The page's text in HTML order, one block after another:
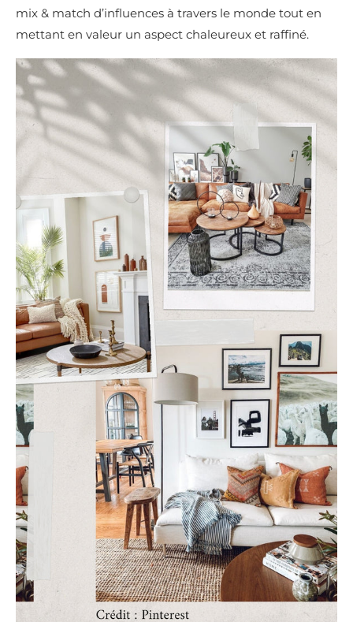
mix & match d’influences à travers le monde tout en
mettant en valeur un aspect chaleureux et raffiné.